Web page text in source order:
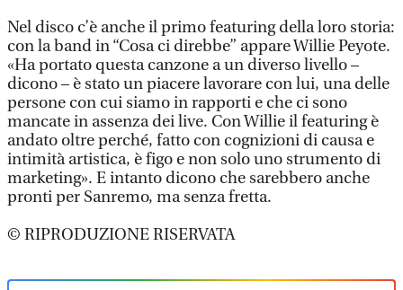
Nel disco c’è anche il primo featuring della loro storia:
con la band in “Cosa ci direbbe” appare Willie Peyote.
«Ha portato questa canzone a un diverso livello –
dicono – è stato un piacere lavorare con lui, una delle
persone con cui siamo in rapporti e che ci sono
mancate in assenza dei live. Con Willie il featuring è
andato oltre perché, fatto con cognizioni di causa e
intimità artistica, è figo e non solo uno strumento di
marketing». E intanto dicono che sarebbero anche
pronti per Sanremo, ma senza fretta.
© RIPRODUZIONE RISERVATA